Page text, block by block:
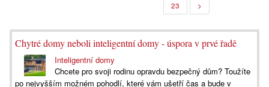
23
>
Chytré domy neboli inteligentní domy - úspora v prvé řadě
Inteligentní domy
Chcete pro svoji rodinu opravdu bezpečný dům? Toužíte
po nejvyšším možném pohodlí, které vám ušetří čas a bude v